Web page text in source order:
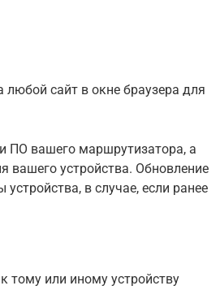
любой сайт в окне браузера для
ПО вашего маршрутизатора, а
вашего устройства. Обновление
в случае, если ранее
тому или иному устройству